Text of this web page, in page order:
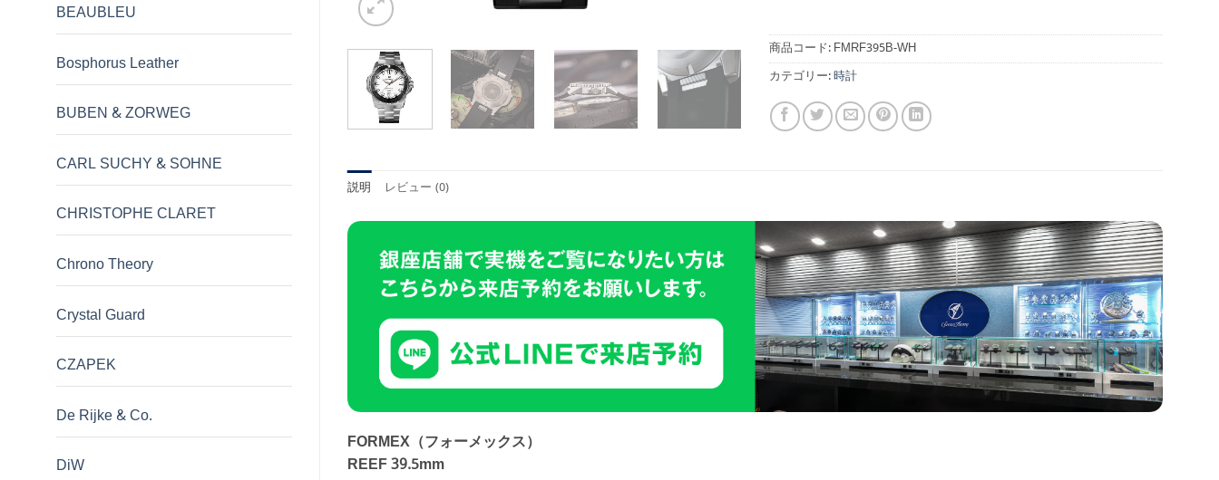
BEAUBLEU
Bosphorus Leather
BUBEN & ZORWEG
CARL SUCHY & SOHNE
CHRISTOPHE CLARET
Chrono Theory
Crystal Guard
CZAPEK
De Rijke & Co.
DiW
商品コード:FMRF395B-WH
カテゴリー:時計
説明 レビュー (0)
FORMEX（フォーメックス）
REEF 39.5mm